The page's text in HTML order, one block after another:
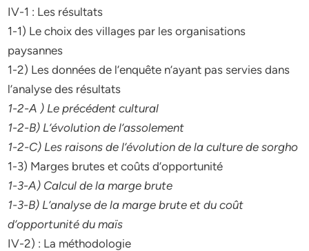
IV-1 : Les résultats
1-1) Le choix des villages par les organisations
paysannes
1-2) Les données de l’enquête n’ayant pas servies dans
l’analyse des résultats
1-2-A ) Le précédent cultural
1-2-B) L’évolution de l’assolement
1-2-C) Les raisons de l’évolution de la culture de sorgho
1-3) Marges brutes et coûts d’opportunité
1-3-A) Calcul de la marge brute
1-3-B) L’analyse de la marge brute et du coût
d’opportunité du maïs
IV-2) : La méthodologie